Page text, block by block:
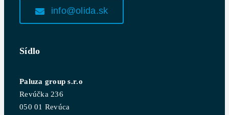
info@olida.sk
Sídlo
Paluza group s.r.o
Revúčka 236
050 01 Revúca